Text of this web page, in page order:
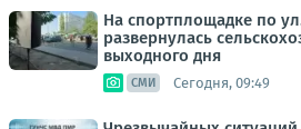
На спортплощадке по
развернулась
выходного дня
СМИ Сегодня, 09:49